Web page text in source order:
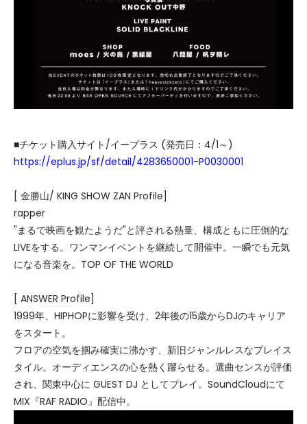
■チケット購入サイト/イープラス (発売日：4/1～)
https://eplus.jp/sf/detail/4283650001-P0030001
[ 金勝山/ KING SHOW ZAN Profile]
rapper
"まるで映画を観たようだ"と評される熱量、構成ともに圧倒的な
LIVEをする。ワンマンイベントを継続して開催中。一瞬でも元気
になる音楽を。TOP OF THE WORLD
[ ANSWER Profile]
1999年、HIPHOPに影響を受け、2年後の15歳からDJのキャリア
をスタート。
フロアの空気を掴み確実に沸かす、新旧ジャンルレスなプレイス
タイル。オーディエンスの心を熱く躍らせる。選曲センスが評価
され、関東中心に GUEST DJ としてプレイ。SoundCloudにて
MIX『RAF RADIO』配信中。